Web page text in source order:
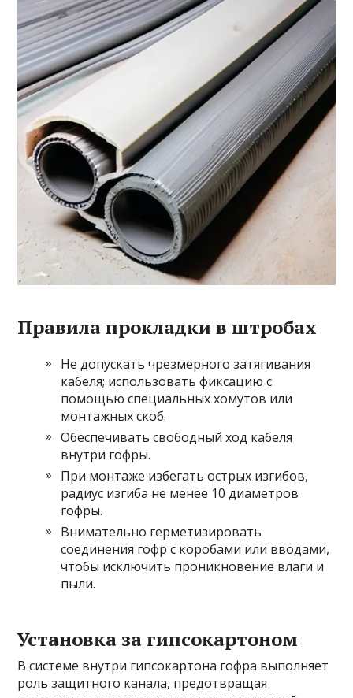
Правила прокладки в штробах
Не допускать чрезмерного затягивания
кабеля; использовать фиксацию с
помощью специальных хомутов или
монтажных скоб.
Обеспечивать свободный ход кабеля
внутри гофры.
При монтаже избегать острых изгибов,
радиус изгиба не менее 10 диаметров
гофры.
Внимательно герметизировать
соединения гофр с коробами или вводами,
чтобы исключить проникновение влаги и
пыли.
Установка за гипсокартоном
В системе внутри гипсокартона гофра выполняет
роль защитного канала, предотвращая